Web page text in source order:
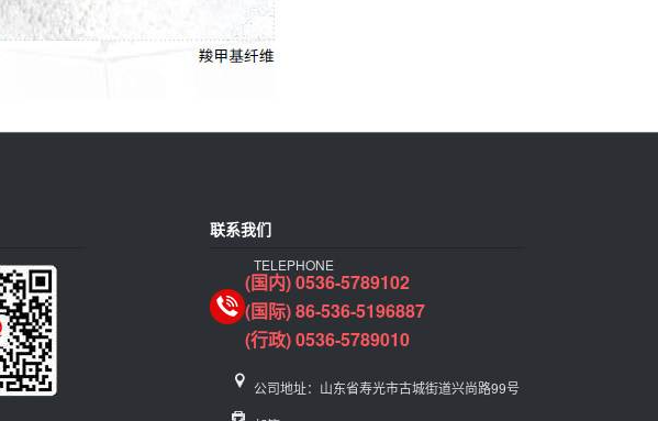
联系我们
TELEPHONE
(国内) 0536-5789102
(国际) 86-536-5196887
(行政) 0536-5789010
公司地址：山东省寿光市古城街道兴尚路99号